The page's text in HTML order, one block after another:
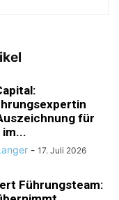
für
- 17. Juli 2026
Führungsteam: